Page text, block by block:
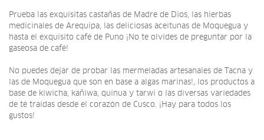
Prueba las exquisitas castañas de Madre de Dios, las hierbas
medicinales de Arequipa, las deliciosas aceitunas de Moquegua y
hasta el exquisito café de Puno ¡No te olvides de preguntar por la
gaseosa de café!
No puedes dejar de probar las mermeladas artesanales de Tacna y
las de Moquegua que son en base a algas marinas!, los productos a
base de kiwicha, kañiwa, quinua y tarwi o las diversas variedades
de té traídas desde el corazón de Cusco. ¡Hay para todos los
gustos!